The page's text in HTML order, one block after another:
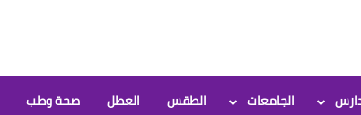
الجامعات الطقس العطل صحة وطب